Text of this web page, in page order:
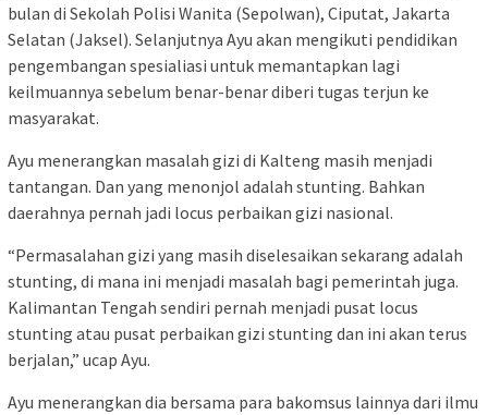
bulan di Sekolah Polisi Wanita (Sepolwan), Ciputat, Jakarta
Selatan (Jaksel). Selanjutnya Ayu akan mengikuti pendidikan
pengembangan spesialiasi untuk memantapkan lagi
keilmuannya sebelum benar-benar diberi tugas terjun ke
masyarakat.
Ayu menerangkan masalah gizi di Kalteng masih menjadi
tantangan. Dan yang menonjol adalah stunting. Bahkan
daerahnya pernah jadi locus perbaikan gizi nasional.
“Permasalahan gizi yang masih diselesaikan sekarang adalah
stunting, di mana ini menjadi masalah bagi pemerintah juga.
Kalimantan Tengah sendiri pernah menjadi pusat locus
stunting atau pusat perbaikan gizi stunting dan ini akan terus
berjalan,” ucap Ayu.
Ayu menerangkan dia bersama para bakomsus lainnya dari ilmu